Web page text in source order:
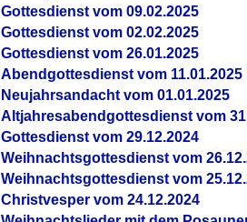
Gottesdienst vom 09.02.2025
Gottesdienst vom 02.02.2025
Gottesdienst vom 26.01.2025
Abendgottesdienst vom 11.01.2025
Neujahrsandacht vom 01.01.2025
Altjahresabendgottesdienst vom
Gottesdienst vom 29.12.2024
Weihnachtsgottesdienst vom
Weihnachtsgottesdienst vom
Christvesper vom 24.12.2024